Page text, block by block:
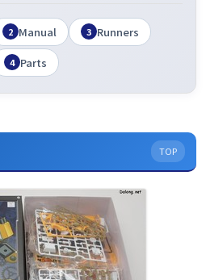
2 Manual 3 Runners
4 Parts
TOP